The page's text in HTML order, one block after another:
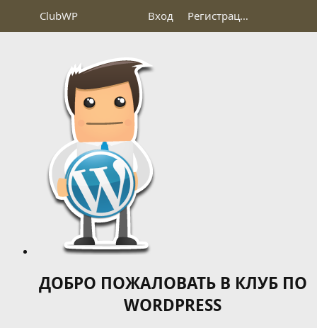
ClubWP Вход Регистрация
ДОБРО ПОЖАЛОВАТЬ В КЛУБ ПО
WORDPRESS